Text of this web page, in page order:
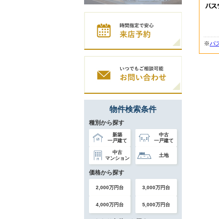
※パ
物件検索条件
種別から探す
新築
一戸建て
中古
一戸建て
中古
マンション
土地
価格から探す
2,000万円台 3,000万円台
4,000万円台 5,000万円台